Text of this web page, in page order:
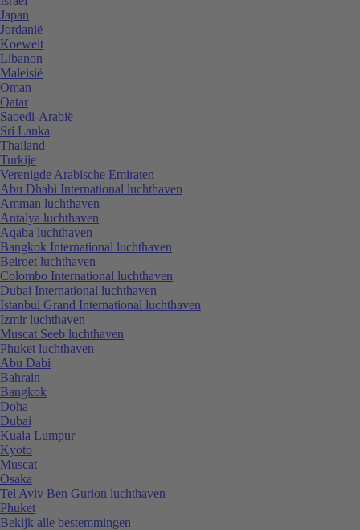
Japan
Jordanië
Koeweit
Libanon
Maleisië
Oman
Qatar
Saoedi-Arabië
Sri Lanka
Thailand
Turkije
Verenigde Arabische Emiraten
Abu Dhabi International luchthaven
Amman luchthaven
Antalya luchthaven
Aqaba luchthaven
Bangkok International luchthaven
Beiroet luchthaven
Colombo International luchthaven
Dubai International luchthaven
Istanbul Grand International luchthaven
Izmir luchthaven
Muscat Seeb luchthaven
Phuket luchthaven
Abu Dabi
Bahrain
Bangkok
Doha
Dubai
Kuala Lumpur
Kyoto
Muscat
Osaka
Tel Aviv Ben Gurion luchthaven
Phuket
Bekijk alle bestemmingen